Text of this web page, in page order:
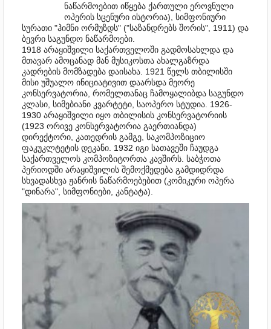
ნაწარმოებით იწყება ქართული ეროვნული
ოპერის სცენური ისტორია), სიმფონიური
სურათი "ჰიმნი ორმუზდს" ("საზანდრებს შორის", 1911) და
ბევრი საგუნდო ნაწარმოები.
1918 არაყიშვილი საქართველოში გადმოსახლდა და
მთავარ ამოცანად მან მუსიკოსთა ახალგაზრდა
კადრების მომზადება დაისახა. 1921 წელს თბილისში
მისი უშუალო ინიციატივით დაარსდა მეორე
კონსერვატორია, რომელთანაც ჩამოყალიბდა საგუნდო
კლასი, სიმებიანი კვარტეტი, საოპერო სტუდია. 1926-
1930 არაყიშვილი იყო თბილისის კონსერვატორიის
(1923 ორივე კონსერვატორია გაერთიანდა)
დირექტორი, კათედრის გამგე, საკომპოზიციო
ფაკუკლტეტის დეკანი. 1932 იგი სათავეში ჩაუდგა
საქართველოს კომპოზიტორთა კავშირს. საბჭოთა
პერიოდში არაყიშვილის შემოქმედება გამდიდრდა
სხვადასხვა ჟანრის ნაწარმოებებით (კომიკური ოპერა
"დინარა", სიმფონიები, კანტატა).